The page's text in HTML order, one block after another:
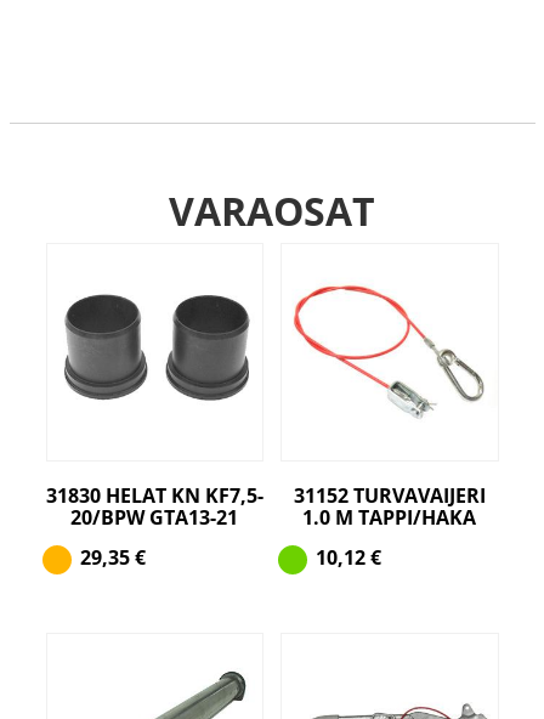
VARAOSAT
31830 HELAT KN KF7,5-
20/BPW GTA13-21
29,35€
31152 TURVAVAIJERI
1.0 M TAPPI/HAKA
10,12€